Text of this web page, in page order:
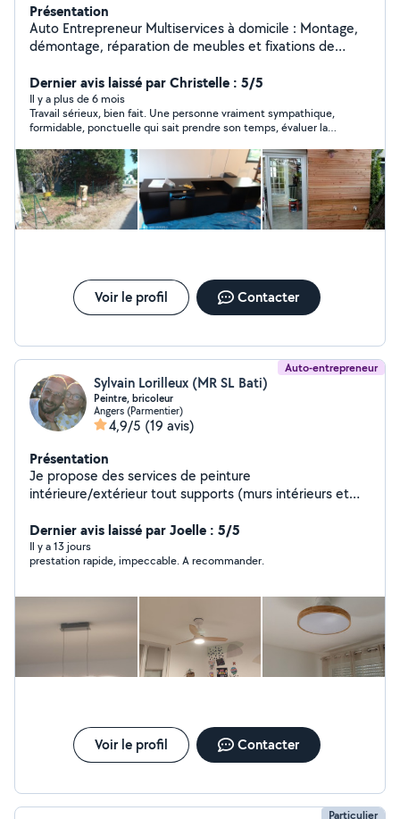
Présentation
Auto Entrepreneur Multiservices à domicile : Montage,
démontage, réparation de meubles et fixations de
...), Petits travaux de Peinture, Enduit, Papier peint,
Bardage, Revêtements sols...etc. Petits travaux de
plomberie, électricité, maçonnerie, jardinage, ...etc.
Aide aux déménagements.
Dernier avis laissé par Christelle : 5/5
Il y a plus de 6 mois
Travail sérieux, bien fait. Une personne vraiment sympathique,
formidable, ponctuelle qui sait prendre son temps, évaluer la
personne pour vos travaux
Voir le profil Contacter
Auto-entrepreneur
Sylvain Lorilleux (MR SL Bati)
Peintre, bricoleur
Angers (Parmentier)
4,9/5 (19 avis)
Présentation
Je propose des services de peinture
intérieure/extérieur tout supports (murs intérieurs et
peint et de toile de verre, montage de meubles,
installation de luminaires, de ventilateur au plafond,
pose d'étagères etc
Dernier avis laissé par Joelle : 5/5
Il y a 13 jours
prestation rapide, impeccable. A recommander.
Voir le profil Contacter
Particulier